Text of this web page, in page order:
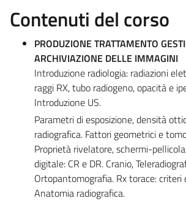
Contenuti del corso
PRODUZIONE TRATTAMENTO
ARCHIVIAZIONE DELLE IMMAGINI
Introduzione radiologia: radiazioni
raggi RX, tubo radiogeno, opacità e
Introduzione US.
Parametri di esposizione, densità
radiografica. Fattori geometrici e
Proprietà rivelatore, schermi-
digitale: CR e DR. Cranio,
Ortopantomografia. Rx torace: criteri
Anatomia radiografica.